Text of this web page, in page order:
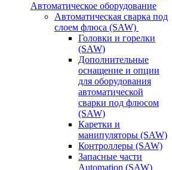
Автоматическое оборудование
Автоматическая сварка под
слоем флюса (SAW)
Головки и горелки
(SAW)
Дополнительные
оснащение и опции
для оборудования
автоматической
сварки под флюсом
(SAW)
Каретки и
манипуляторы (SAW)
Контроллеры (SAW)
Запасные части
Automation (SAW)